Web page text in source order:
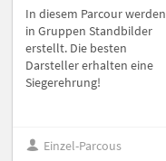
In diesem Parcour werden
in Gruppen Standbilder
erstellt. Die besten
Darsteller erhalten eine
Siegerehrung!
Einzel-Parcous